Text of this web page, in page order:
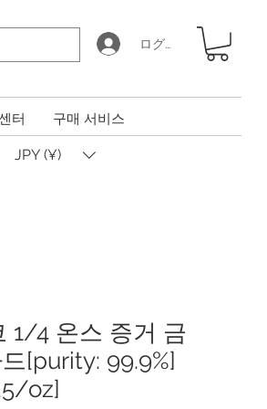
ログイン
터 구매 서비스
JPY (¥)
1/4 온스 증거 금
[purity: 99.9%]
oz]